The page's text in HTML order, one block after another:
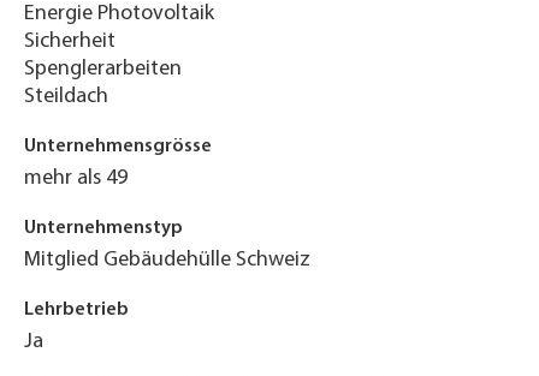
Energie Photovoltaik
Sicherheit
Spenglerarbeiten
Steildach
Unternehmensgrösse
mehr als 49
Unternehmenstyp
Mitglied Gebäudehülle Schweiz
Lehrbetrieb
Ja